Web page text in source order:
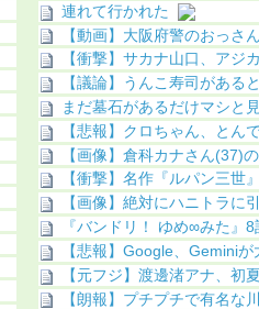
連れて行かれた
【動画】大阪府警のおっさ
【衝撃】サカナ山口、アジ
【議論】うんこ寿司がある
まだ墓石があるだけマシと
【悲報】クロちゃん、とん
【画像】倉科カナさん(37)
【衝撃】名作『ルパン三世
【画像】絶対にハニトラ
『バンドリ！ ゆめ∞みた』
【悲報】Google、Gemini
【元フジ】渡邊渚アナ、初
【朗報】プチプチで有名な